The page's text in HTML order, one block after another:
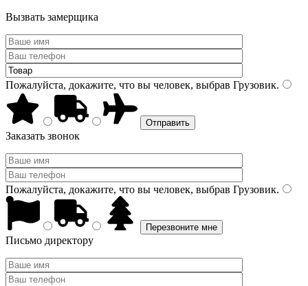
Вызвать замерщика
Пожалуйста, докажите, что вы человек, выбрав Грузовик.
Заказать звонок
Пожалуйста, докажите, что вы человек, выбрав Грузовик.
Письмо директору